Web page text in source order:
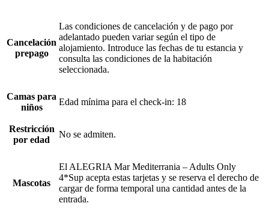
Cancelación
prepago
Las condiciones de cancelación y de pago por
adelantado pueden variar según el tipo de
alojamiento. Introduce las fechas de tu estancia y
consulta las condiciones de la habitación
seleccionada.
Camas para
niños
Edad mínima para el check-in: 18
Restricción
por edad
No se admiten.
Mascotas
El ALEGRIA Mar Mediterrania – Adults Only
4*Sup acepta estas tarjetas y se reserva el derecho de
cargar de forma temporal una cantidad antes de la
entrada.